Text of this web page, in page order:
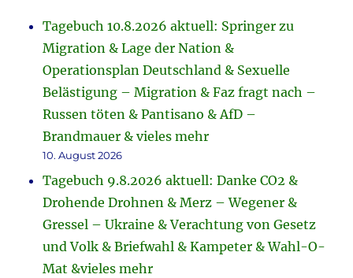
Tagebuch 10.8.2026 aktuell: Springer zu
Migration & Lage der Nation &
Operationsplan Deutschland & Sexuelle
Belästigung – Migration & Faz fragt nach –
Russen töten & Pantisano & AfD –
Brandmauer & vieles mehr
10. August 2026
Tagebuch 9.8.2026 aktuell: Danke CO2 &
Drohende Drohnen & Merz – Wegener &
Gressel – Ukraine & Verachtung von Gesetz
und Volk & Briefwahl & Kampeter & Wahl-O-
Mat &vieles mehr